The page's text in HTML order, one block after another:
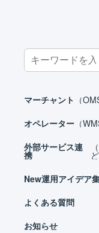
Search
for:
マーチャント （
オペレーター （
外部サービス連
携
ど
New運用アイデア
よくある質問
お知らせ
ホーム お知らせ
ステム障害発生のご報告
【復旧
発生の
投稿日
2021年09月09日
いつも